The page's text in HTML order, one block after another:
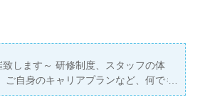
致します～ 研修制度、スタッフの体
ご自身のキャリアプランなど、何でも
。 参加予約は不要です。当日直接現